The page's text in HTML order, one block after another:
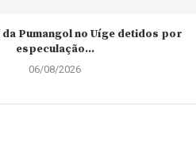
Pumangol no Uíge detidos por
especulação...
06/08/2026